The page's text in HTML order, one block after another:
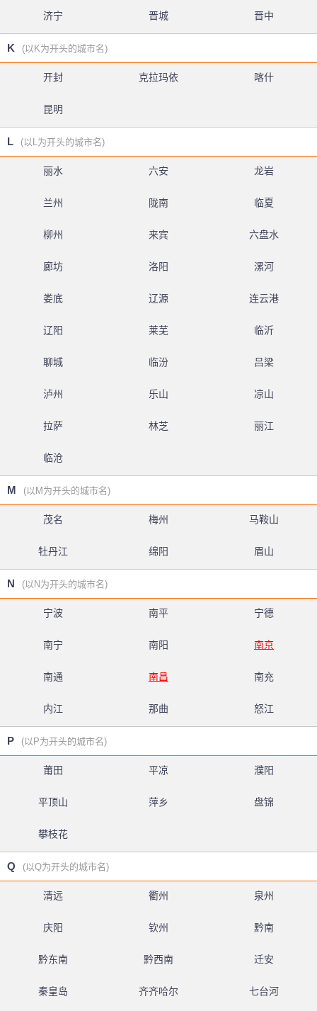
济宁 晋城 晋中
K (以K为开头的城市名)
开封 克拉玛依 喀什
昆明
L (以L为开头的城市名)
丽水 六安 龙岩
兰州 陇南 临夏
柳州 来宾 六盘水
廊坊 洛阳 漯河
娄底 辽源 连云港
辽阳 莱芜 临沂
聊城 临汾 吕梁
泸州 乐山 凉山
拉萨 林芝 丽江
临沧
M (以M为开头的城市名)
茂名 梅州 马鞍山
牡丹江 绵阳 眉山
N (以N为开头的城市名)
宁波 南平 宁德
南宁 南阳 南京
南通 南昌 南充
内江 那曲 怒江
P (以P为开头的城市名)
莆田 平凉 濮阳
平顶山 萍乡 盘锦
攀枝花
Q (以Q为开头的城市名)
清远 衢州 泉州
庆阳 钦州 黔南
黔东南 黔西南 迁安
秦皇岛 齐齐哈尔 七台河